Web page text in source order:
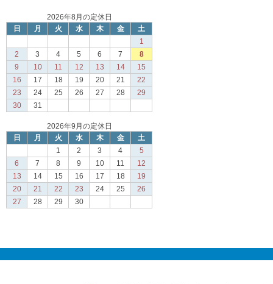
2026年8月の定休日
日
月 火 水 木 金
土
1
2
3 4 5 6 7
8
9
10 11 12 13 14
15
16
17 18 19 20 21
22
23
24 25 26 27 28
29
30
31
2026年9月の定休日
日
月 火 水 木 金
土
1
2 3 4
5
6
7 8 9 10 11
12
13
14 15 16 17 18
19
20
21 22 23 24 25
26
27
28 29 30